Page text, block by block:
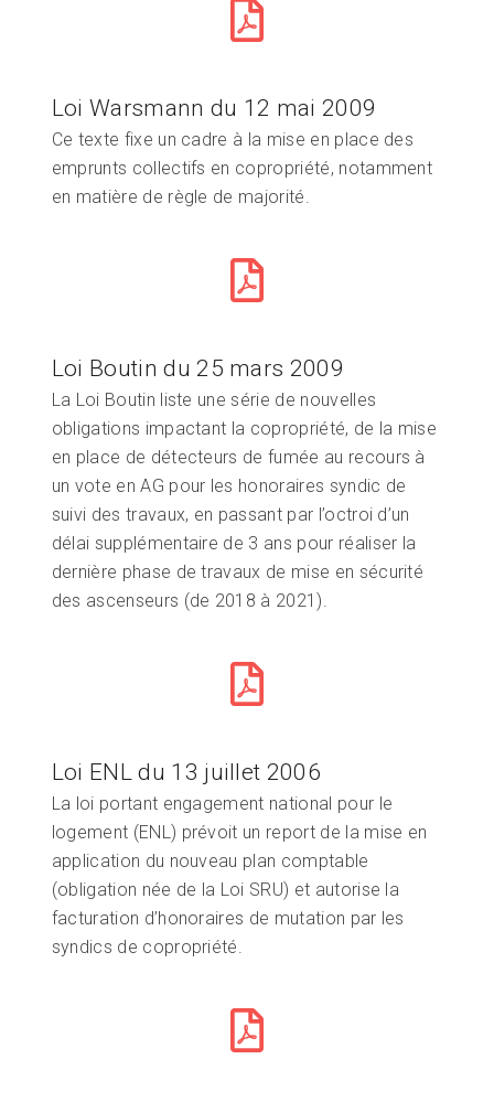
Loi Warsmann du 12 mai 2009
Ce texte fixe un cadre à la mise en place des
emprunts collectifs en copropriété, notamment
en matière de règle de majorité.
Loi Boutin du 25 mars 2009
La Loi Boutin liste une série de nouvelles
obligations impactant la copropriété, de la mise
en place de détecteurs de fumée au recours à
un vote en AG pour les honoraires syndic de
suivi des travaux, en passant par l’octroi d’un
délai supplémentaire de 3 ans pour réaliser la
dernière phase de travaux de mise en sécurité
des ascenseurs (de 2018 à 2021).
Loi ENL du 13 juillet 2006
La loi portant engagement national pour le
logement (ENL) prévoit un report de la mise en
application du nouveau plan comptable
(obligation née de la Loi SRU) et autorise la
facturation d’honoraires de mutation par les
syndics de copropriété.